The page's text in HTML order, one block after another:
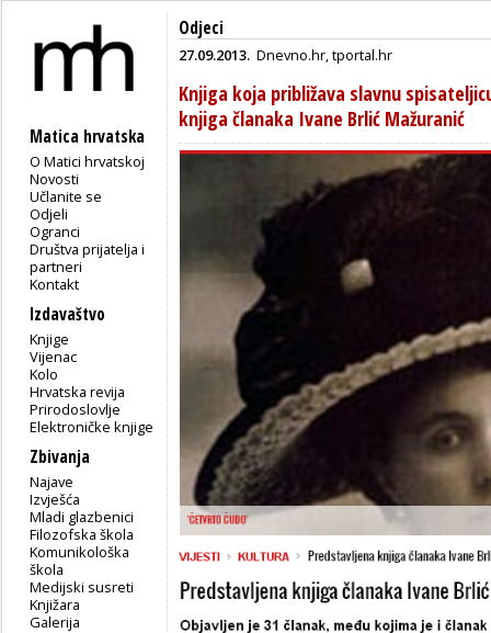
Matica hrvatska
O Matici hrvatskoj
Novosti
Učlanite se
Odjeli
Ogranci
Društva prijatelja i
partneri
Kontakt
Izdavaštvo
Knjige
Vijenac
Kolo
Hrvatska revija
Prirodoslovlje
Elektroničke knjige
Zbivanja
Najave
Izvješća
Mladi glazbenici
Filozofska škola
Komunikološka
škola
Medijski susreti
Knjižara
Galerija
Odjeci
27.09.2013. Dnevno.hr,tportal.hr
Knjiga koja približava slavnu
knjiga članaka Ivane Brlić Mažuranić